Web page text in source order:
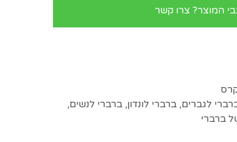
המוצר? צרו קשר
לגברים, ברברי לונדון, ברברי לנשים,
ברברי